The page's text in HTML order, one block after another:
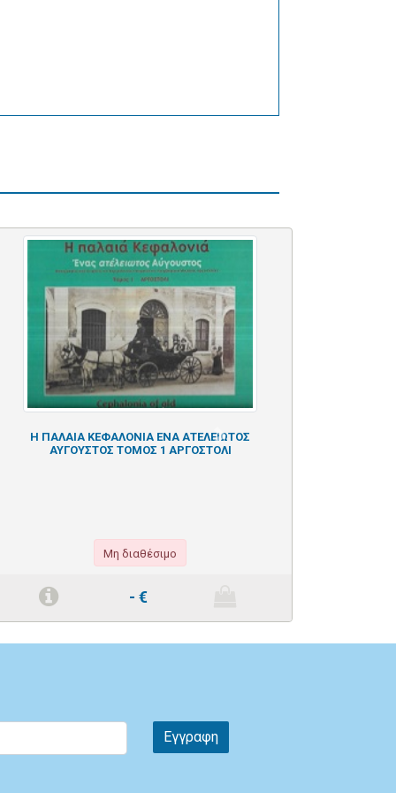
Η ΠΑΛΑΙΑ ΚΕΦΑΛΟΝΙΑ ΕΝΑ ΑΤΕΛΕΙΩΤΟΣ
ΑΥΓΟΥΣΤΟΣ ΤΟΜΟΣ 1 ΑΡΓΟΣΤΟΛΙ
Μη διαθέσιμο
- €
Next
Εγγραφη